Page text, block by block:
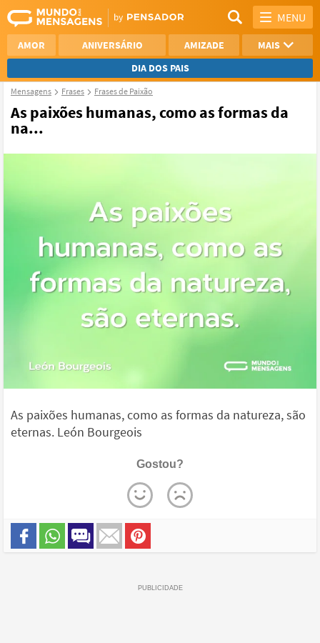
MENU
AMOR ANIVERSÁRIO AMIZADE
MAIS
DIA DOS PAIS
REFLEXÃO
AGRADECIMENTO
Mensagens Frases Frases de Paixão
As paixões humanas, como as formas da
na...
As paixões humanas, como as formas da natureza, são
eternas. León Bourgeois
Gostou?